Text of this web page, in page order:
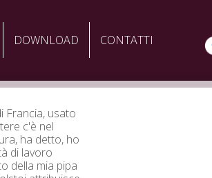
DOWNLOAD CONTATTI
Francia, usato
c'è nel
ha detto, ho
di lavoro
della mia pipa